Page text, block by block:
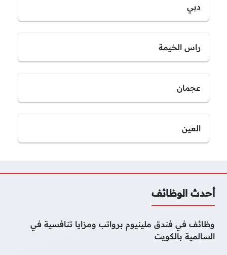
دبي
راس الخيمة
عجمان
العين
أحدث الوظائف
وظائف في فندق ملينيوم برواتب ومزايا تنافسية في
السالمية بالكويت